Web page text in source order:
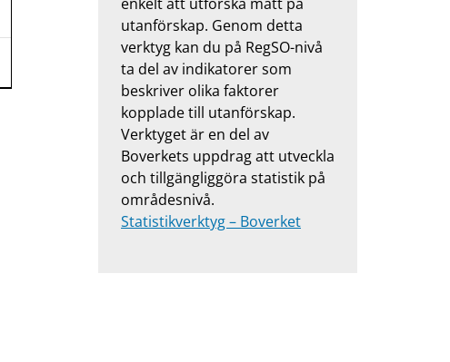
utanförskap. Genom detta
verktyg kan du på RegSO-nivå
ta del av indikatorer som
beskriver olika faktorer
kopplade till utanförskap.
Verktyget är en del av
Boverkets uppdrag att utveckla
och tillgängliggöra statistik på
områdesnivå.
Statistikverktyg – Boverket